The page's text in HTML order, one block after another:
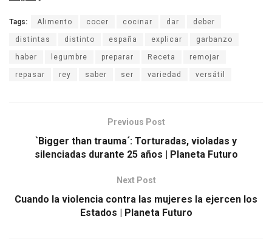
Tags: Alimento cocer cocinar dar deber
distintas distinto españa explicar garbanzo
haber legumbre preparar Receta remojar
repasar rey saber ser variedad versátil
Previous Post
`Bigger than trauma´: Torturadas, violadas y
silenciadas durante 25 años | Planeta Futuro
Next Post
Cuando la violencia contra las mujeres la ejercen los
Estados | Planeta Futuro